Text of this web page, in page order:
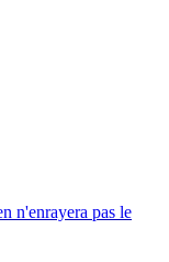
n'enrayera pas le